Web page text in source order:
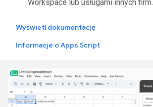
Workspace lub usługami innych firm.
Wyświetl dokumentację
Informacje o Apps Script